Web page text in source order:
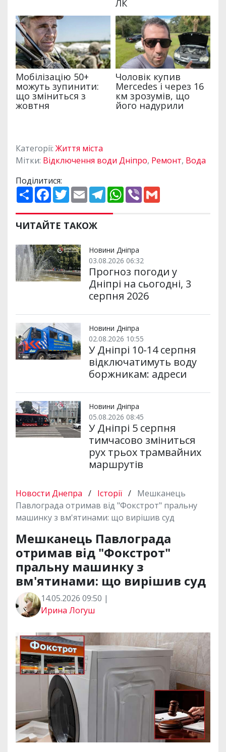
Категорії: Життя міста
Мітки: Відключення води Дніпро, Ремонт, Вода
Поділитися:
П
о
и
р
и
и
F
a
e
b
o
k
T
w
t
t
e
E
m
i
l
T
e
e
m
W
h
p
V
ЧИТАЙТЕ ТАКОЖ
Новини Дніпра
03.08.2026 06:32
Прогноз погоди у
Дніпрі на сьогодні, 3
серпня 2026
Новини Дніпра
02.08.2026 10:55
У Дніпрі 10-14 серпня
відключатимуть воду
боржникам: адреси
Новини Дніпра
05.08.2026 08:45
У Дніпрі 5 серпня
тимчасово зміниться
рух трьох трамвайних
маршрутів
Новости Днепра / Історії / Мешканець
Павлограда отримав від "Фокстрот" пральну
машинку з вм'ятинами: що вирішив суд
Мешканець Павлограда
отримав від "Фокстрот"
пральну машинку з
вм'ятинами: що вирішив суд
14.05.2026 09:50 |
Ирина Логуш